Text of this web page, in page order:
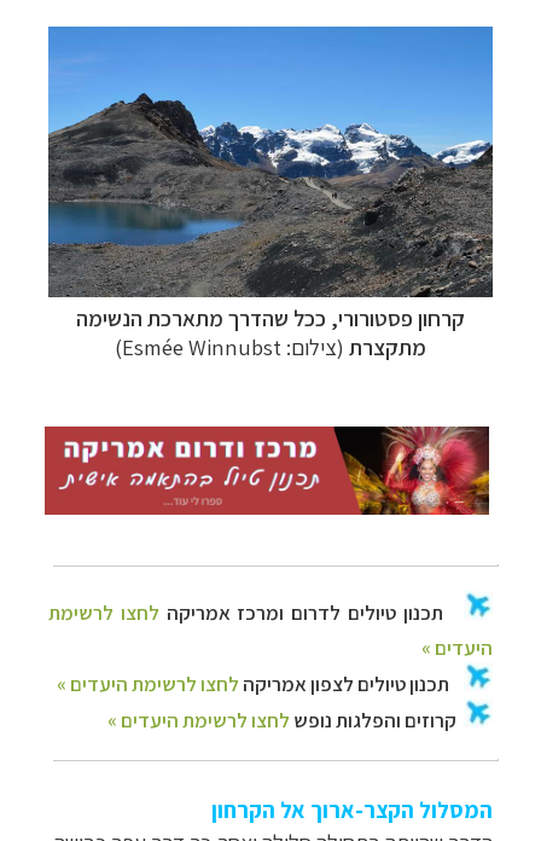
קרחון פסטורורי, ככל שהדרך מתארכת הנשימה
מתקצרת (צילום: Esmée Winnubst)
לחצו לרשימת היעדים »
המסלול הקצר-ארוך אל הקרחון​